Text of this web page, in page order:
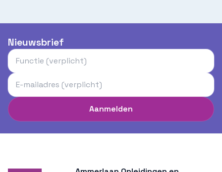
Nieuwsbrief
Aanmelden